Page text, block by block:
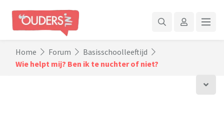
Home Forum
Basisschoolleeftijd
Wie helpt mij? Ben ik te nuchter of niet?